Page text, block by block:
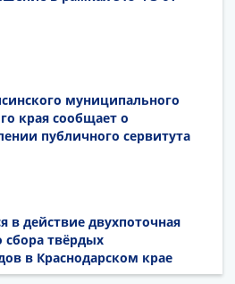
муниципального
края сообщает о
публичного сервитута
в действие двухпоточная
сбора твёрдых
в Краснодарском крае